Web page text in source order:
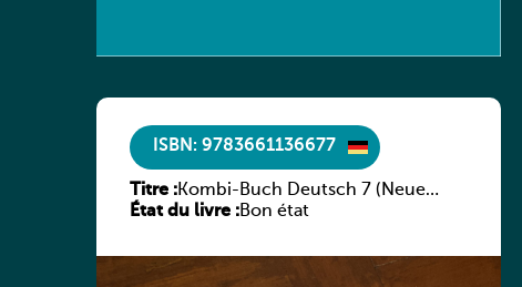
ISBN: 9783661136677
Titre :Kombi-Buch Deutsch 7 (Neue
Ausgabe Luxemburg)
État du livre :Bon état